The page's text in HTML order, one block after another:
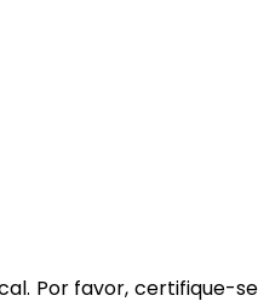
Por favor, certifique-